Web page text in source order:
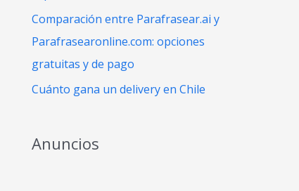
Comparación entre Parafrasear.ai y
Parafrasearonline.com: opciones
gratuitas y de pago
Cuánto gana un delivery en Chile
Anuncios